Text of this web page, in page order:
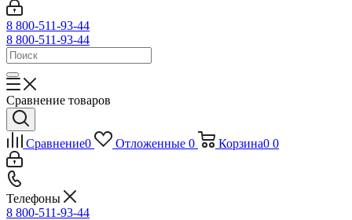
8 800-511-93-44
8 800-511-93-44
Сравнение товаров
Сравнение0 Отложенные 0 Корзина0 0
Телефоны
8 800-511-93-44